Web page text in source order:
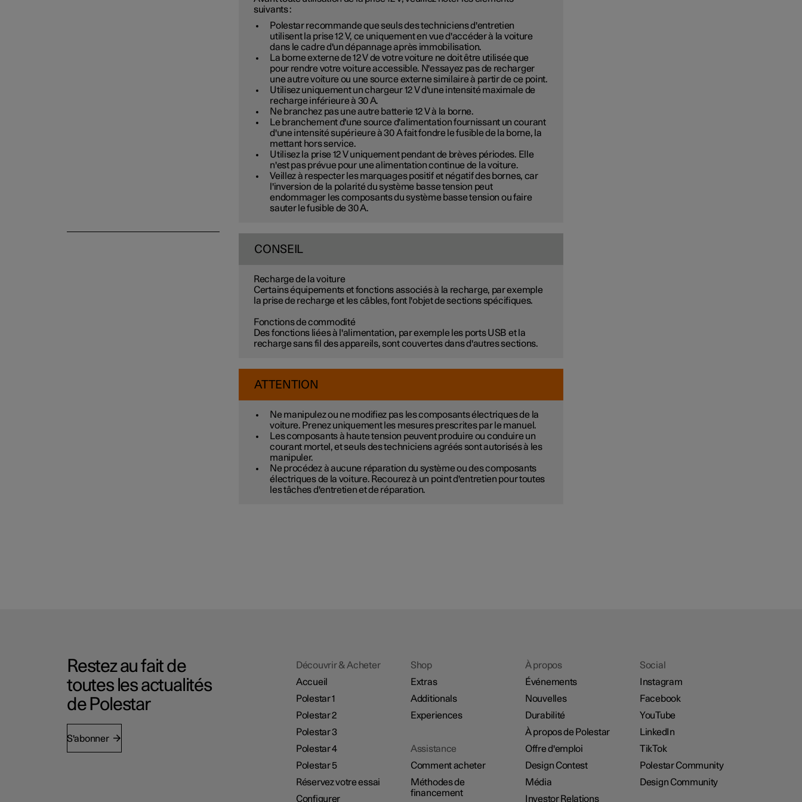
suivants :
Polestar recommande que seuls des techniciens d'entretien
utilisent la prise 12 V, ce uniquement en vue d'accéder à la voiture
dans le cadre d'un dépannage après immobilisation.
La borne externe de 12 V de votre voiture ne doit être utilisée que
pour rendre votre voiture accessible. N'essayez pas de recharger
une autre voiture ou une source externe similaire à partir de ce point.
Utilisez uniquement un chargeur 12 V d'une intensité maximale de
recharge inférieure à 30 A.
Ne branchez pas une autre batterie 12 V à la borne.
Le branchement d'une source d'alimentation fournissant un courant
d'une intensité supérieure à 30 A fait fondre le fusible de la borne, la
mettant hors service.
Utilisez la prise 12 V uniquement pendant de brèves périodes. Elle
n'est pas prévue pour une alimentation continue de la voiture.
Veillez à respecter les marquages positif et négatif des bornes, car
l'inversion de la polarité du système basse tension peut
endommager les composants du système basse tension ou faire
sauter le fusible de 30 A.
CONSEIL
Recharge de la voiture
Certains équipements et fonctions associés à la recharge, par exemple
la prise de recharge et les câbles, font l'objet de sections spécifiques.
Fonctions de commodité
Des fonctions liées à l'alimentation, par exemple les ports USB et la
recharge sans fil des appareils, sont couvertes dans d'autres sections.
ATTENTION
Ne manipulez ou ne modifiez pas les composants électriques de la
voiture. Prenez uniquement les mesures prescrites par le manuel.
Les composants à haute tension peuvent produire ou conduire un
courant mortel, et seuls des techniciens agréés sont autorisés à les
manipuler.
Ne procédez à aucune réparation du système ou des composants
électriques de la voiture. Recourez à un point d'entretien pour toutes
les tâches d'entretien et de réparation.
Restez au fait de
toutes les actualités
de Polestar
S'abonner
Découvrir & Acheter
Accueil
Polestar 1
Polestar 2
Polestar 3
Polestar 4
Polestar 5
Réservez votre essai
Configurer
Shop
Extras
Additionals
Experiences
Assistance
Comment acheter
Méthodes de
financement
À propos
Événements
Nouvelles
Durabilité
À propos de Polestar
Offre d'emploi
Design Contest
Média
Investor Relations
Social
Instagram
Facebook
YouTube
LinkedIn
TikTok
Polestar Community
Design Community